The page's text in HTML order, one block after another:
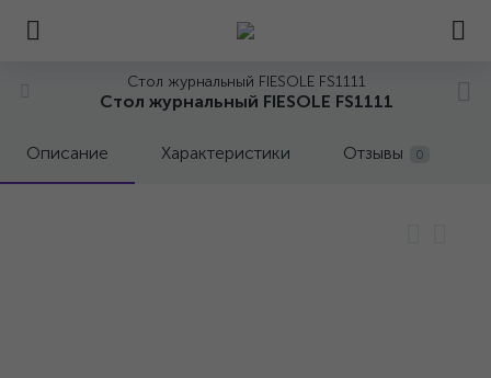
Стол журнальный FIESOLE FS1111
Стол журнальный FIESOLE FS1111
Описание Характеристики Отзывы 0